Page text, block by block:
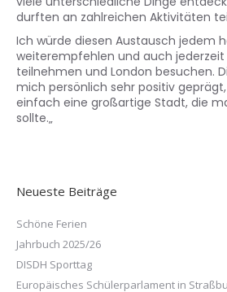
durften an zahlreichen Aktivitäten
Ich würde diesen Austausch jedem
weiterempfehlen und auch
teilnehmen und London besuchen.
mich persönlich sehr positiv
einfach eine großartige Stadt, die
sollte.„
Neueste Beiträge
Schöne Ferien
Jahrbuch 2025/26
DISDH Sporttag
Europäisches Schülerparlament in